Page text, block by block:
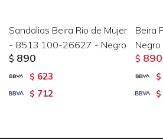
Sandalias Beira Rio de Mujer
- 8513.100-26627 - Negro
$ 890
$ 623
$ 712
Beira
Negro
$ 890
$
$